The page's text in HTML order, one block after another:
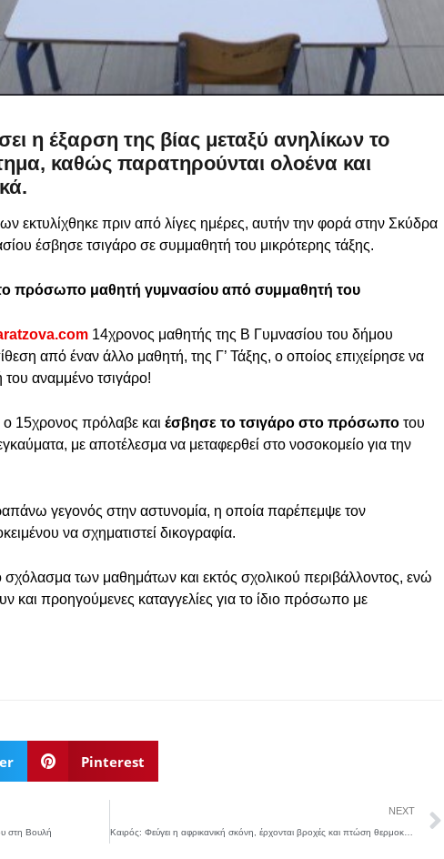
η έξαρση της βίας μεταξύ ανηλίκων το
καθώς παρατηρούνται ολοένα και
εκτυλίχθηκε πριν από λίγες ημέρες, αυτήν την φορά στην Σκύδρα
έσβησε τσιγάρο σε συμμαθητή του μικρότερης τάξης.
πρόσωπο μαθητή γυμνασίου από συμμαθητή του
14χρονος μαθητής της Β Γυμνασίου του δήμου
από έναν άλλο μαθητή, της Γ’ Τάξης, ο οποίος επιχείρησε να
του αναμμένο τσιγάρο!
ο 15χρονος πρόλαβε και έσβησε το τσιγάρο στο πρόσωπο του
με αποτέλεσμα να μεταφερθεί στο νοσοκομείο για την
γεγονός στην αστυνομία, η οποία παρέπεμψε τον
να σχηματιστεί δικογραφία.
σχόλασμα των μαθημάτων και εκτός σχολικού περιβάλλοντος, ενώ
προηγούμενες καταγγελίες για το ίδιο πρόσωπο με
Pinterest
στη Βουλή
NEXT
Καιρός: Φεύγει η αφρικανική σκόνη, έρχονται βροχές και πτώση θερμοκρασίας